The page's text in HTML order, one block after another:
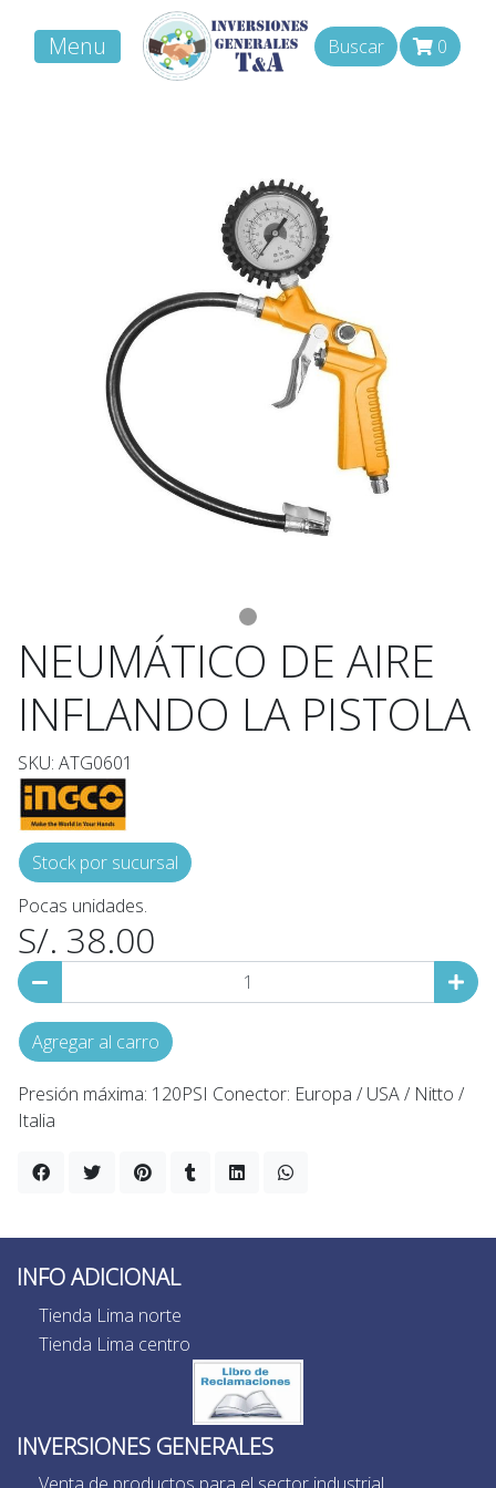
Menu Buscar 0
NEUMÁTICO DE AIRE
INFLANDO LA PISTOLA
SKU: ATG0601
Stock por sucursal
Pocas unidades.
S/. 38.00
Agregar al carro
Presión máxima: 120PSI Conector: Europa / USA / Nitto /
Italia
INFO ADICIONAL
Tienda Lima norte
Tienda Lima centro
INVERSIONES GENERALES